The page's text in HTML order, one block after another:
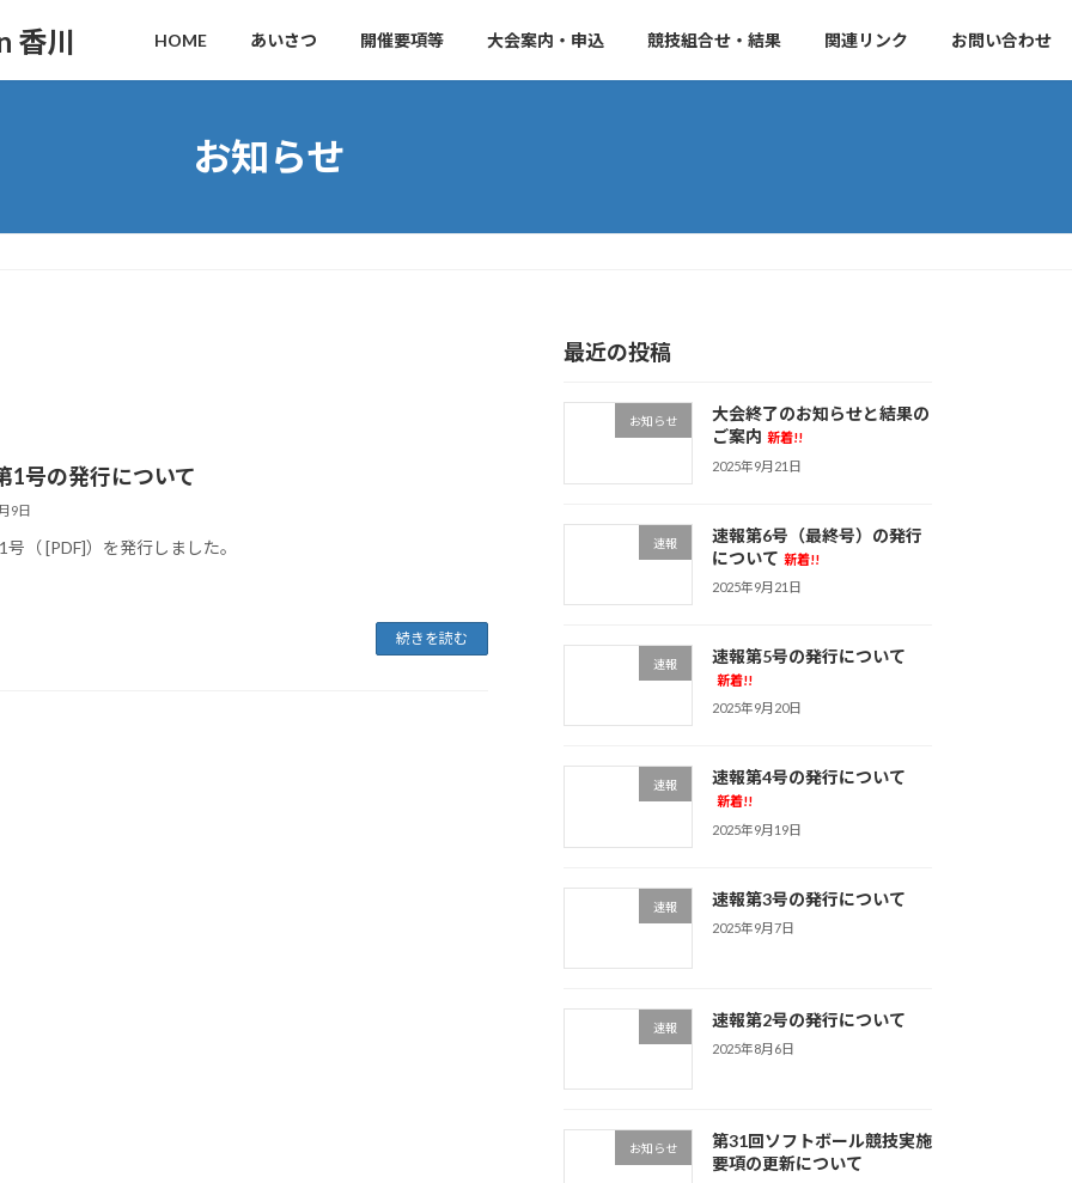
香川 HOME あいさつ 開催要項等 大会案内・申込 競技組合せ・結果 関連リンク お問い合わせ
お知らせ
1号の発行について
9日
号（ [PDF]）を発行しました。
続きを読む
最近の投稿
お知らせ
大会終了のお知らせと結果の
ご案内 新着!!
2025年9月21日
速報
速報第6号（最終号）の発行
について 新着!!
2025年9月21日
速報 速報第5号の発行について
新着!!
2025年9月20日
速報 速報第4号の発行について
新着!!
2025年9月19日
速報 速報第3号の発行について
2025年9月7日
速報 速報第2号の発行について
2025年8月6日
お知らせ
第31回ソフトボール競技実施
要項の更新について